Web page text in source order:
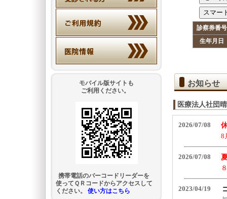
診察券番号
生年月日
お知らせ
医療法人社団
モバイル版サイトも
ご利用ください。
携帯電話のバーコードリーダーを
使ってＱＲコードからアクセスして
ください。 使い方はこちら